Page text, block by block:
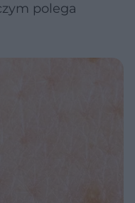
polega